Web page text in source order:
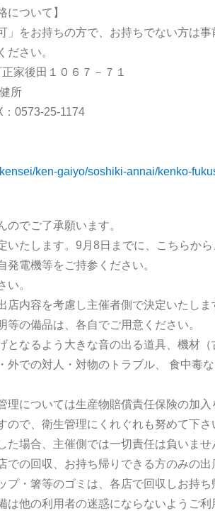
について】
」をお持ちの方で、お持ちでない方は
ださい。
正家後田１０６７－７１
所
：0573-25-1174
ken-gaiyo/soshiki-annai/kenko-
でご了承願います。
たします。9月8日までに、こちらから
電機等をご持参ください。
。
内容を考慮し主催者側で決定いたしま
の備品は、各自でご用意ください。
なるよう大きな音の出る道具、機材（
での対人・対物のトラブル、 食中毒
については生産物賠償責任保険の加
で、衛生管理にくれぐれも努めて下さ
場合、主催側では一切責任は負いませ
の回収、お持ち帰りできる方のみの出
・箸等のゴミは、各店で回収しお持ち
他の利用者の迷惑にならないようご利